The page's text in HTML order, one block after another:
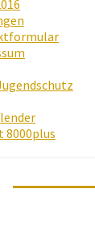
8000plus